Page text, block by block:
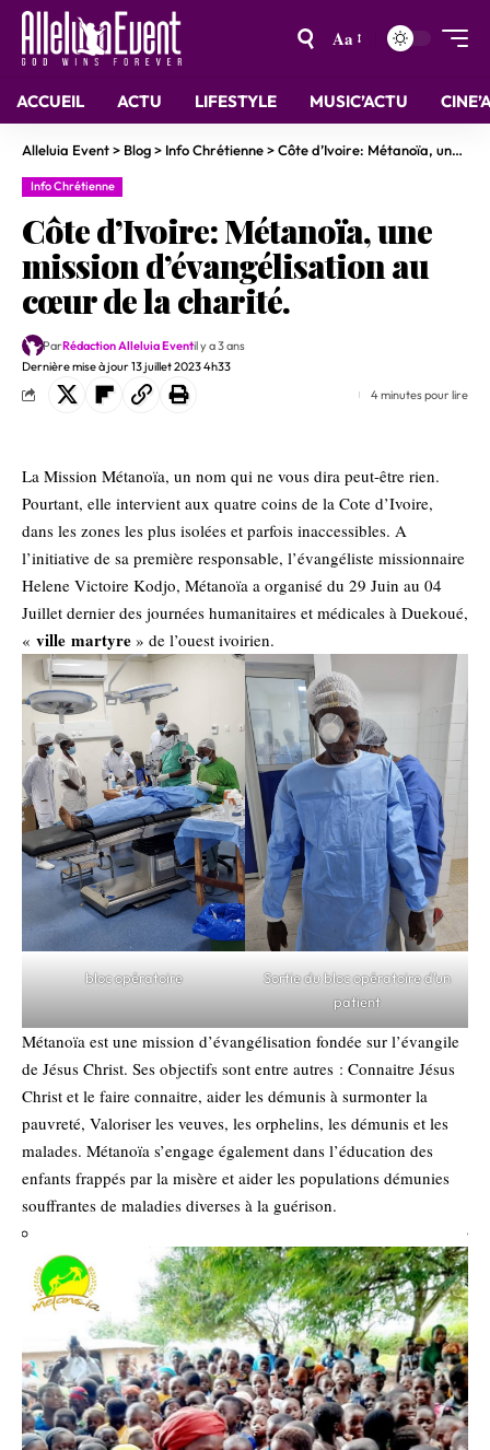
Aa
ACCUEIL ACTU LIFESTYLE MUSIC’ACTU
Alleluia Event> Blog> Info Chrétienne>Côte d’Ivoire: Métanoïa, une mission d’évangélisation au cœur de la charité.
Info Chrétienne
Côte d’Ivoire: Métanoïa, une
mission d’évangélisation au
cœur de la charité.
Dernière mise à jour 13 juillet 2023 4h33
ParRédaction Alleluia Eventil y a 3 ans
4 minutes pour lire
La Mission Métanoïa, un nom qui ne vous dira peut-être rien.
Pourtant, elle intervient aux quatre coins de la Cote d’Ivoire,
dans les zones les plus isolées et parfois inaccessibles. A
l’initiative de sa première responsable, l’évangéliste missionnaire
Helene Victoire Kodjo, Métanoïa a organisé du 29 Juin au 04
Juillet dernier des journées humanitaires et médicales à Duekoué,
« ville martyre » de l’ouest ivoirien.
bloc opératoire
Sortie du bloc opératoire d’un
patient
Métanoïa est une mission d’évangélisation fondée sur l’évangile
de Jésus Christ. Ses objectifs sont entre autres : Connaitre Jésus
Christ et le faire connaitre, aider les démunis à surmonter la
pauvreté, Valoriser les veuves, les orphelins, les démunis et les
malades. Métanoïa s’engage également dans l’éducation des
enfants frappés par la misère et aider les populations démunies
souffrantes de maladies diverses à la guérison.